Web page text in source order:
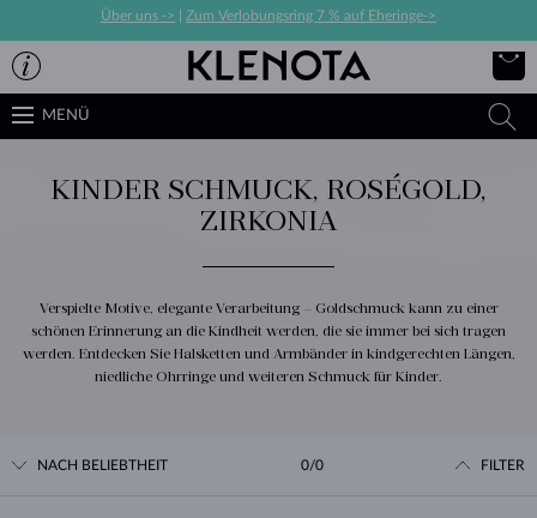
Über uns -> Zum Verlobungsring 7 % auf Eheringe->
MENÜ
KINDER SCHMUCK, ROSÉGOLD,
ZIRKONIA
Verspielte Motive, elegante Verarbeitung – Goldschmuck kann zu einer
schönen Erinnerung an die Kindheit werden, die sie immer bei sich tragen
werden. Entdecken Sie Halsketten und Armbänder in kindgerechten Längen,
niedliche Ohrringe und weiteren Schmuck für Kinder.
NACH BELIEBTHEIT 0/0 FILTER